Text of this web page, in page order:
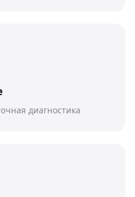
диагностика